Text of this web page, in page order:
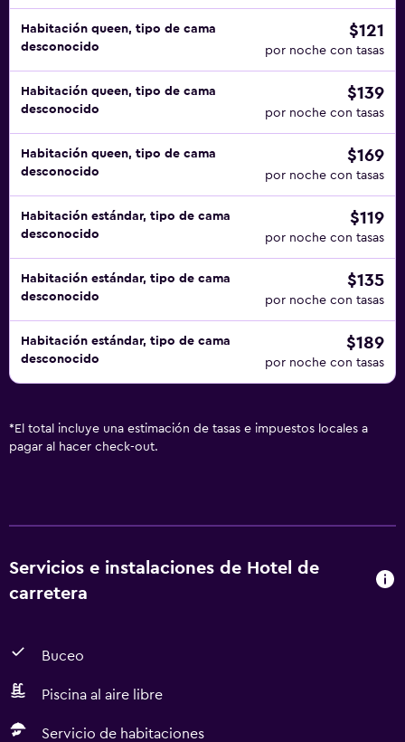
Habitación queen, tipo de cama
desconocido
$121
por noche con tasas
Habitación queen, tipo de cama
desconocido
$139
por noche con tasas
Habitación queen, tipo de cama
desconocido
$169
por noche con tasas
Habitación estándar, tipo de cama
desconocido
$119
por noche con tasas
Habitación estándar, tipo de cama
desconocido
$135
por noche con tasas
Habitación estándar, tipo de cama
desconocido
$189
por noche con tasas
* El total incluye una estimación de tasas e impuestos locales a
pagar al hacer check-out.
Servicios e instalaciones de Hotel de
carretera
Buceo
Piscina al aire libre
Servicio de habitaciones